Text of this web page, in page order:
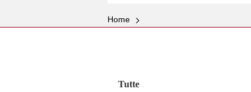
Home
Tutte